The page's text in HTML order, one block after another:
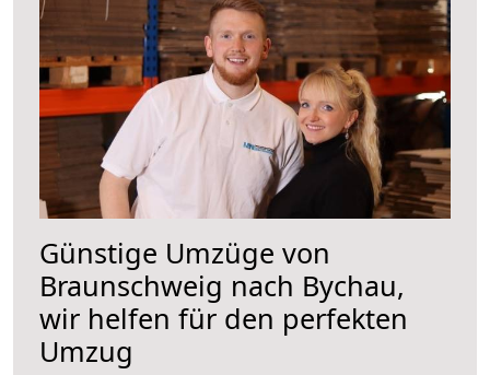
Günstige Umzüge von
Braunschweig nach Bychau,
wir helfen für den perfekten
Umzug